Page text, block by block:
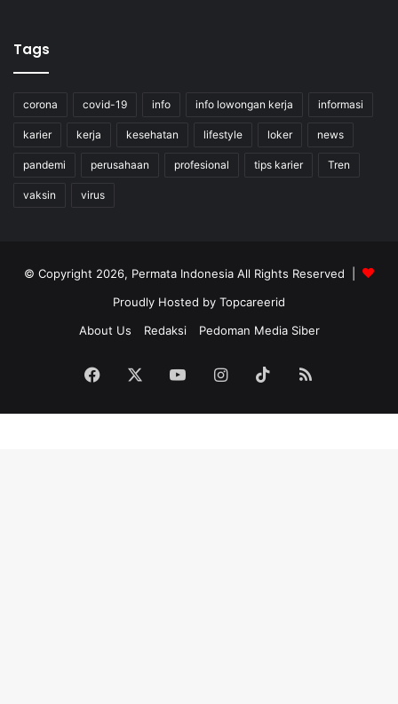
Tags
corona covid-19 info info lowongan kerja informasi
karier kerja kesehatan lifestyle loker news
pandemi perusahaan profesional tips karier Tren
vaksin virus
© Copyright 2026, Permata Indonesia All Rights Reserved |
Proudly Hosted by Topcareerid
About Us
Redaksi Pedoman Media Siber
Facebook YouTubeInstagram
TikTokRSS